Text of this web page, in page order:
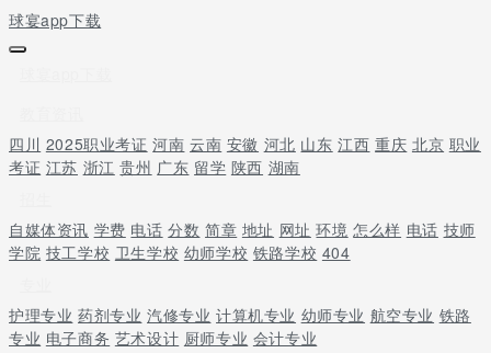
球宴app下载
四川 2025职业考证 河南 云南 安徽 河北 山东 江西 重庆 北京 职业
考证 江苏 浙江 贵州 广东 留学 陕西 湖南
自媒体资讯 学费 电话 分数 简章 地址 网址 环境 怎么样 电话 技师
学院 技工学校 卫生学校 幼师学校 铁路学校 404
护理专业 药剂专业 汽修专业 计算机专业 幼师专业 航空专业 铁路
专业 电子商务 艺术设计 厨师专业 会计专业